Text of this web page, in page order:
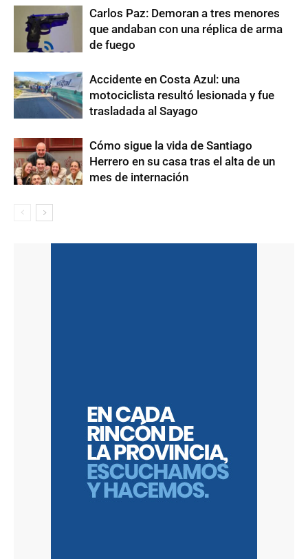
Carlos Paz: Demoran a tres menores
que andaban con una réplica de arma
de fuego
Accidente en Costa Azul: una
motociclista resultó lesionada y fue
trasladada al Sayago
Cómo sigue la vida de Santiago
Herrero en su casa tras el alta de un
mes de internación